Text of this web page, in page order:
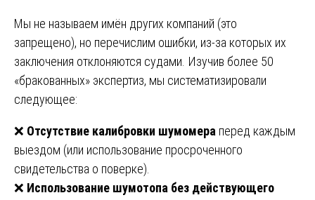
Мы не называем имён других компаний (это
запрещено), но перечислим ошибки, из-за которых их
заключения отклоняются судами. Изучив более 50
«бракованных» экспертиз, мы систематизировали
следующее:
❌ Отсутствие калибровки шумомера перед каждым
выездом (или использование просроченного
свидетельства о поверке).
❌ Использование шумотопа без действующего